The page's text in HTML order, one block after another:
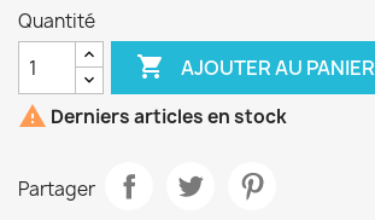
Quantité
 AJOUTER AU PANIER
 Derniers articles en stock
Partager